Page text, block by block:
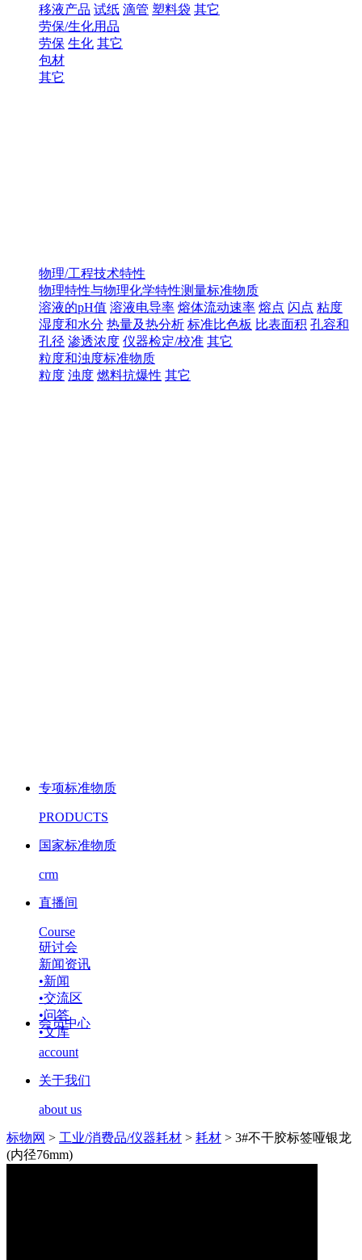
移液产品 试纸 滴管 塑料袋 其它
劳保/生化用品
劳保 生化 其它
包材
其它
物理/工程技术特性
物理特性与物理化学特性测量标准物质
溶液的pH值 溶液电导率 熔体流动速率 熔点 闪点 粘度
湿度和水分 热量及热分析 标准比色板 比表面积 孔容和
孔径 渗透浓度 仪器检定/校准 其它
粒度和浊度标准物质
粒度 浊度 燃料抗爆性 其它
专项标准物质
PRODUCTS
国家标准物质
crm
直播间
Course
研讨会
新闻资讯
•新闻
•交流区
•问答
•文库
会员中心
account
关于我们
about us
标物网 > 工业/消费品/仪器耗材 > 耗材 > 3#不干胶标签哑银龙
(内径76mm)